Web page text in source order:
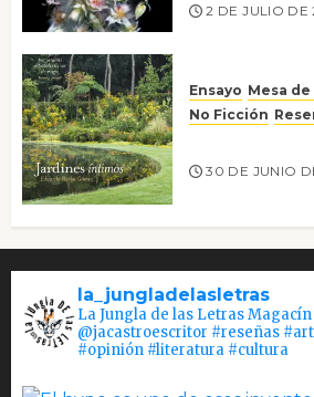
2 DE JULIO DE
Ensayo Mesa
No Ficción
30 DE JUNIO
la_jungladelasletras
La Jungla de las Letras
@jacastroescritor #reseñas
#opinión #literatura #cultura